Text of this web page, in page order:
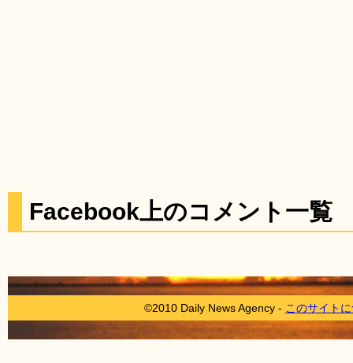
Facebook上のコメント一覧
©2010 Daily News Agency - このサイト